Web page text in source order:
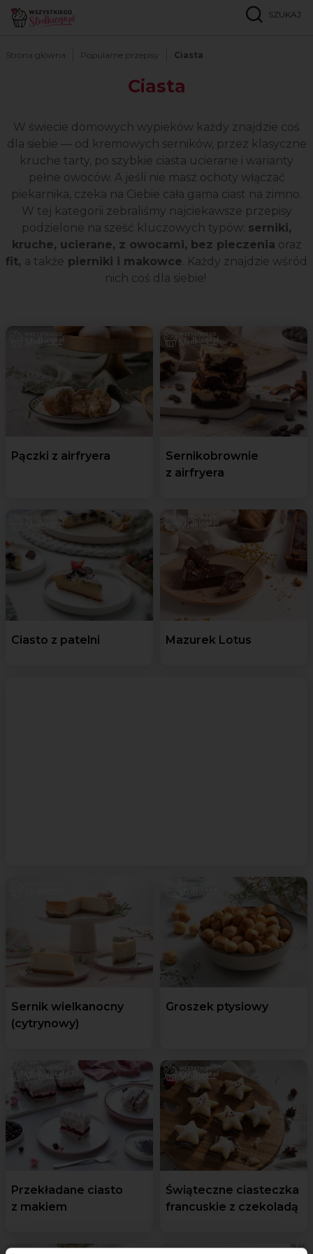
SZUKAJ
Strona główna Popularne przepisy Ciasta
Ciasta
W świecie domowych wypieków każdy znajdzie coś
dla siebie — od kremowych serników, przez klasyczne
kruche tarty, po szybkie ciasta ucierane i warianty
pełne owoców. A jeśli nie masz ochoty włączać
piekarnika, czeka na Ciebie cała gama ciast na zimno.
W tej kategorii zebraliśmy najciekawsze przepisy
podzielone na sześć kluczowych typów: serniki,
kruche, ucierane, z owocami, bez pieczenia oraz
fit, a także pierniki i makowce. Każdy znajdzie wśród
nich coś dla siebie!
Pączki z airfryera
Sernikobrownie
z airfryera
Ciasto z patelni Mazurek Lotus
Sernik wielkanocny
(cytrynowy)
Groszek ptysiowy
Przekładane ciasto
z makiem
Świąteczne ciasteczka
francuskie z czekoladą